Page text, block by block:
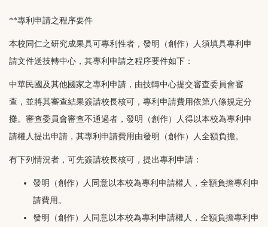
**專利申請之程序要件
本校同仁之研究成果具可專利性者，發明（創作）人須填具專利申
請文件送技轉中心，其專利申請之程序要件如下：
中華民國及其他國家之專利申請，由技轉中心提交審查委員會審
查，並將其審查結果簽請校長核可，專利申請費用依第八條規定分
攤。審查委員會審查不通過者，發明（創作）人得以本校為專利申
請權人提出申請，其專利申請費用由發明（創作）人全額負擔。
有下列情況者，可先簽請校長核可，提出專利申請：
發明（創作）人同意以本校為專利申請權人，全額負擔專利申
請費用。
發明（創作）人同意以本校為專利申請權人，全額負擔專利申